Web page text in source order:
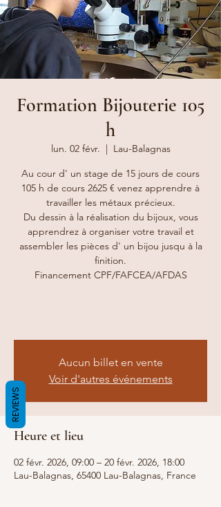
Formation Bijouterie 105
h
lun. 02 févr.
  |
Lau-Balagnas
Au cour d' un stage de 15 jours de cours
105 h de cours 2625 € venez apprendre à
travailler les métaux précieux.
Du dessin à la réalisation du bijoux, vous
apprendrez à organiser votre travail et
assembler les pièces d' un bijou jusqu à la
finition.
Financement CPF/FAFCEA/AFDAS
Aucun billet en vente
Voir d'autres événements
Heure et lieu
02 févr. 2026, 09:00 – 20 févr. 2026, 18:00
Lau-Balagnas, 65400 Lau-Balagnas, France
REVIEWS